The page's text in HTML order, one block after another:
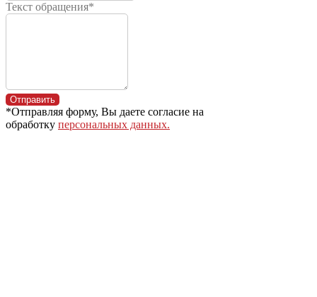
8 (383) 363-8-777
Текст обращения*
Отправить
*Отправляя форму, Вы даете согласие на
обработку персональных данных.